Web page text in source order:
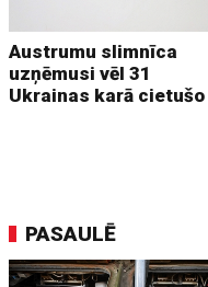
Austrumu slimnīca
uzņēmusi vēl 31
Ukrainas karā cietušo
PASAULĒ